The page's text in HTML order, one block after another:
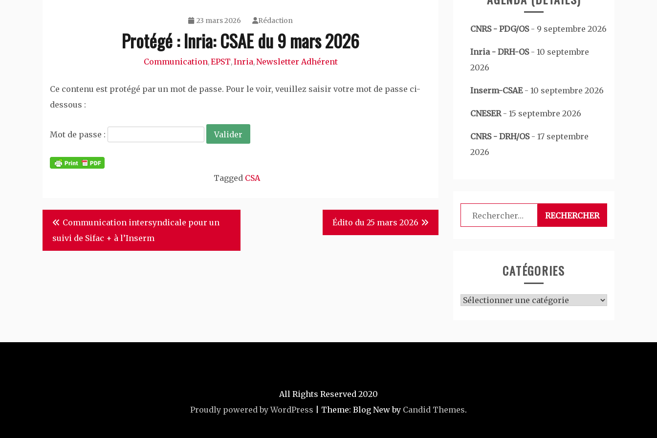
23 mars 2026 Rédaction
Protégé : Inria: CSAE du 9 mars 2026
Communication,EPST,Inria,Newsletter Adhérent
Ce contenu est protégé par un mot de passe. Pour le voir, veuillez saisir votre mot de passe ci-
dessous :
Mot de passe :
Tagged CSA
Navigation
l’article
Communication intersyndicale pour un
suivi de Sifac + à l’Inserm
Édito du 25 mars 2026
CNRS - PDG/OS- 9 septembre 2026
Inria - DRH-OS- 10 septembre
2026
Inserm-CSAE- 10 septembre 2026
CNESER- 15 septembre 2026
CNRS - DRH/OS- 17 septembre
2026
Rechercher :
CATÉGORIES
Catégories
All Rights Reserved 2020
Proudly powered by WordPress
Theme: Blog New by Candid Themes.